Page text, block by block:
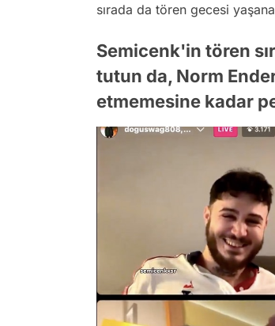
sırada da tören gecesi
Semicenk'in tören
tutun da, Norm
etmemesine kadar